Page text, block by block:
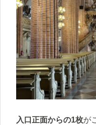
入口正面からの1枚が